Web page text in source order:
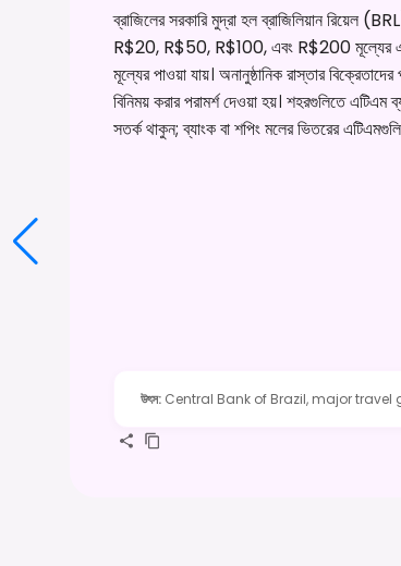
ব্রাজিলের সরকারি মুদ্রা হল ব্রাজিলিয়ান রিয়েল
R$20, R$50, R$100, এবং R$200 মূল্যের
মূল্যের পাওয়া যায়। অনানুষ্ঠানিক রাস্তার
বিনিময় করার পরামর্শ দেওয়া হয়। শহরগুলিতে
সতর্ক থাকুন; ব্যাংক বা শপিং মলের ভিতরের
উৎস: Central Bank of Brazil, major travel